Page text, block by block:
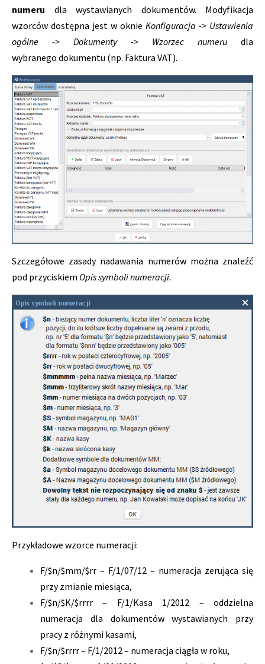
numeru dla wystawianych dokumentów. Modyfikacja
wzorców dostępna jest w oknie Konfiguracja -> Ustawienia
ogólne -> Dokumenty -> Wzorzec numeru dla
wybranego dokumentu (np. Faktura VAT).
Szczegółowe zasady nadawania numerów można znaleźć
pod przyciskiem Opis symboli numeracji.
Przykładowe wzorce numeracji:
F/$n/$mm/$rr – F/1/07/12 – numeracja zerująca się
przy zmianie miesiąca,
F/$n/$K/$rrrr – F/1/Kasa 1/2012 – oddzielna
numeracja dla dokumentów wystawianych przy
pracy z różnymi kasami,
F/$n/$rrrr – F/1/2012 – numeracja ciągła w roku,